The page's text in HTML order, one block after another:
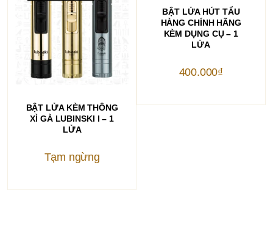
CHỌNphẩm
này
có
nhiều
Các
tùy
thể
BẬT LỬA KÈM THÔNG
XÌ GÀ LUBINSKI I – 1
LỬA
Tạm ngừng
THÊM VÀO GIỎ HÀNG
BẬT LỬA HÚT TẨU
HÀNG CHÍNH HÃNG
KÈM DỤNG CỤ – 1
LỬA
400.000₫